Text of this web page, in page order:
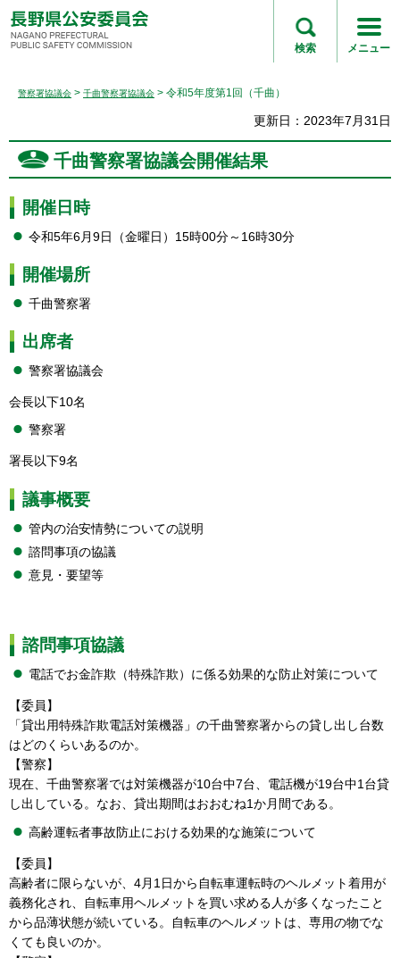
長野県公安委員会
NAGANO
COMMISSION
検索 メニュー
警察署協議会 > 千曲警察署協議会 > 令和5年度第1回（千曲）
更新日：2023年7月31日
千曲警察署協議会開催結果
開催日時
令和5年6月9日（金曜日）15時00分～16時30分
開催場所
千曲警察署
出席者
警察署協議会
会長以下10名
警察署
署長以下9名
議事概要
管内の治安情勢についての説明
諮問事項の協議
意見・要望等
諮問事項協議
電話でお金詐欺（特殊詐欺）に係る効果的な防止対策について
【委員】
「貸出用特殊詐欺電話対策機器」の千曲警察署からの貸し出し台数
はどのくらいあるのか。
【警察】
現在、千曲警察署では対策機器が10台中7台、電話機が19台中1台貸
し出している。なお、貸出期間はおおむね1か月間である。
高齢運転者事故防止における効果的な施策について
【委員】
高齢者に限らないが、4月1日から自転車運転時のヘルメット着用が
義務化され、自転車用ヘルメットを買い求める人が多くなったこと
から品薄状態が続いている。自転車のヘルメットは、専用の物でな
くても良いのか。